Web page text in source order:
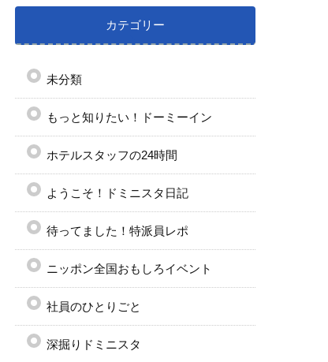
カテゴリー
未分類
もっと知りたい！ドーミーイン
ホテルスタッフの24時間
ようこそ！ドミニスタ日記
待ってました！特派員レポ
ニッポン全国おもしろイベント
社員のひとりごと
深掘りドミニスタ